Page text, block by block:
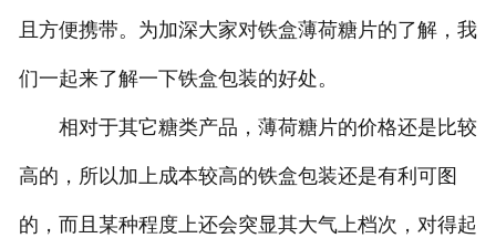
人才招聘
联系我们
且方便携带。为加深大家对铁盒薄荷糖片的了解，我
们一起来了解一下铁盒包装的好处。
相对于其它糖类产品，薄荷糖片的价格还是比较
高的，所以加上成本较高的铁盒包装还是有利可图
的，而且某种程度上还会突显其大气上档次，对得起